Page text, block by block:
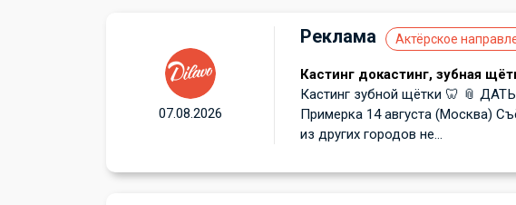
Реклама Актёрское
Кастинг докастинг, зубная
Кастинг зубной щётки 🦷 📎
Примерка 14 августа (Москва)
из других городов не...
07.08.2026